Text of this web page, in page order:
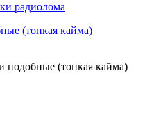
радиолома
подобные (тонкая кайма)